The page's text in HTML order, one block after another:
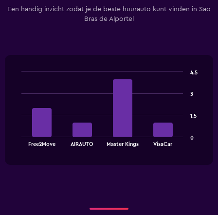
Een handig inzicht zodat je de beste huurauto kunt vinden in Sao
Bras de Alportel
chartFree2Move AIRAUTO Master Kings VisaCar
0
1.5
3
4.5